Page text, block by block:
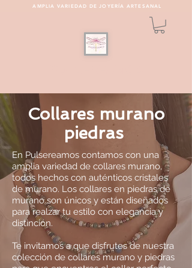
AMPLIA VARIEDAD DE JOYERÍA ARTESANAL
Collares murano
piedras
En Pulsereamos contamos con una
amplia variedad de collares murano,
todos hechos con auténticos cristales
de murano. Los collares en piedras de
murano son únicos y están diseñados
para realzar tu estilo con elegancia y
distinción.
Te invitamos a que disfrutes de nuestra
colección de collares murano y piedras